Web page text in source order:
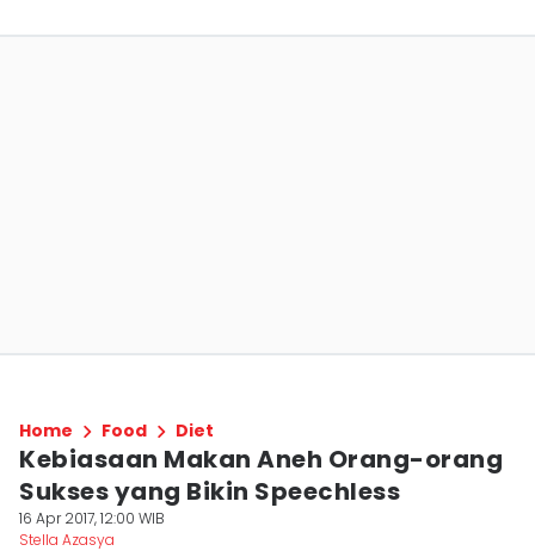
Home Food Diet
Kebiasaan Makan Aneh Orang-orang
Sukses yang Bikin Speechless
16 Apr 2017, 12:00 WIB
Stella Azasya